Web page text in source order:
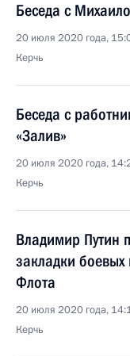
Беседа с
20 июля 2020 года,
Керчь
Беседа с
«Залив»
20 июля 2020 года,
Керчь
Владимир Путин
закладки
Флота
20 июля 2020 года,
Керчь